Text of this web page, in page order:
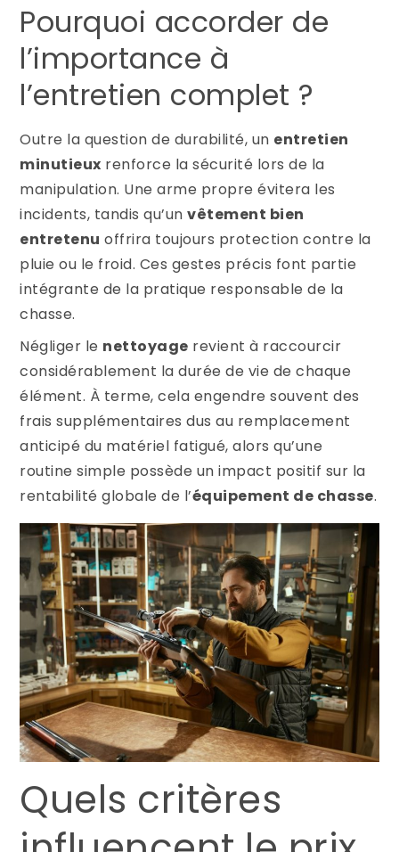
Pourquoi accorder de
l’importance à
l’entretien complet ?
Outre la question de durabilité, un entretien
minutieux renforce la sécurité lors de la
manipulation. Une arme propre évitera les
incidents, tandis qu’unvêtement bien
entretenu offrira toujours protection contre la
pluie ou le froid. Ces gestes précis font partie
intégrante de la pratique responsable de la
chasse.
Négliger le nettoyage revient à raccourcir
considérablement la durée de vie de chaque
élément. À terme, cela engendre souvent des
frais supplémentaires dus au remplacement
anticipé du matériel fatigué, alors qu’une
routine simple possède un impact positif sur la
rentabilité globale de l’équipement de chasse.
Quels critères